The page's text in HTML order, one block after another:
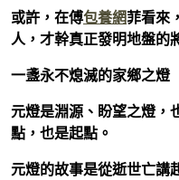
或許，在傅包養網菲看來
人，才幹真正發明地盤的
一盞永不熄滅的家鄉之燈
元燈是淵源、盼望之燈，
點，也是起點。
元燈的故事是從逝世亡講